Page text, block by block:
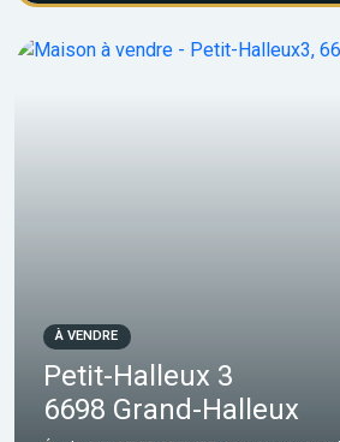
À VENDRE
Petit-Halleux 3
6698 Grand-Halleux